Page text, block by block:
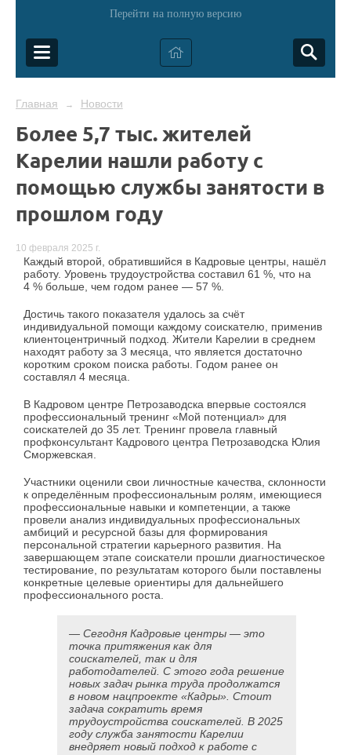
Перейти на полную версию
Главная → Новости
Более 5,7 тыс. жителей
Карелии нашли работу с
помощью службы занятости в
прошлом году
10 февраля 2025 г.
Каждый второй, обратившийся в Кадровые центры, нашёл
работу. Уровень трудоустройства составил 61 %, что на
4 % больше, чем годом ранее — 57 %.
Достичь такого показателя удалось за счёт
индивидуальной помощи каждому соискателю, применив
клиентоцентричный подход. Жители Карелии в среднем
находят работу за 3 месяца, что является достаточно
коротким сроком поиска работы. Годом ранее он
составлял 4 месяца.
В Кадровом центре Петрозаводска впервые состоялся
профессиональный тренинг «Мой потенциал» для
соискателей до 35 лет. Тренинг провела главный
профконсультант Кадрового центра Петрозаводска Юлия
Сморжевская.
Участники оценили свои личностные качества, склонности
к определённым профессиональным ролям, имеющиеся
профессиональные навыки и компетенции, а также
провели анализ индивидуальных профессиональных
амбиций и ресурсной базы для формирования
персональной стратегии карьерного развития. На
завершающем этапе соискатели прошли диагностическое
тестирование, по результатам которого были поставлены
конкретные целевые ориентиры для дальнейшего
профессионального роста.
— Сегодня Кадровые центры — это
точка притяжения как для
соискателей, так и для
работодателей. С этого года решение
новых задач рынка труда продолжатся
в новом нацпроекте «Кадры». Стоит
задача сократить время
трудоустройства соискателей. В 2025
году служба занятости Карелии
внедряет новый подход к работе с